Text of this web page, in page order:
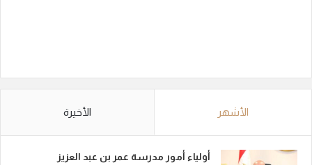
الأشهر الأخيرة
أولياء أمور مدرسة عمر بن عبد العزيز